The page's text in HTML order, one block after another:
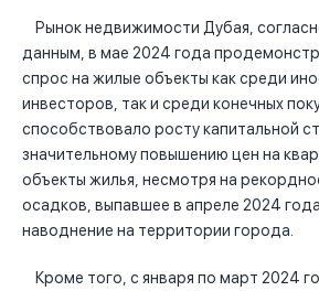
Рынок недвижимости Дубая,
данным, в мае 2024 года
спрос на жилые объекты как среди
инвесторов, так и среди конечных
способствовало росту капитальной
значительному повышению цен на
объекты жилья, несмотря на
осадков, выпавшее в апреле 2024
наводнение на территории города.
Кроме того, с января по март 2024